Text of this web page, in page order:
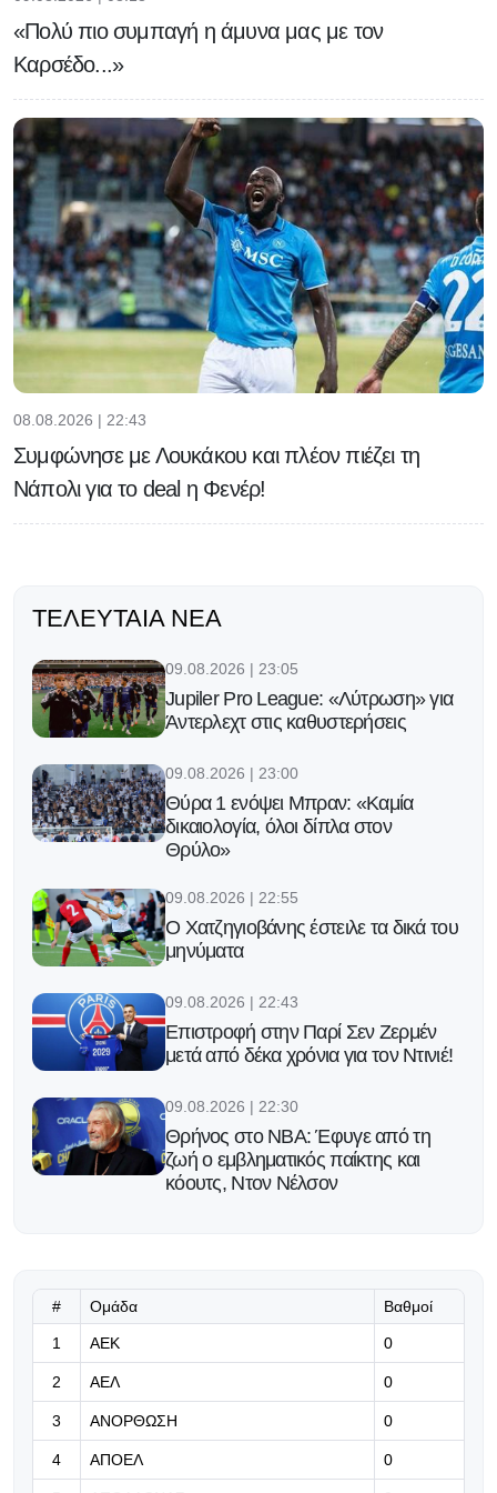
«Πολύ πιο συμπαγή η άμυνα μας με τον
Καρσέδο...»
08.08.2026 | 22:43
Συμφώνησε με Λουκάκου και πλέον πιέζει τη
Νάπολι για το deal η Φενέρ!
ΤΕΛΕΥΤΑΊΑ ΝΈΑ
09.08.2026 | 23:05
Jupiler Pro League: «Λύτρωση» για
Άντερλεχτ στις καθυστερήσεις
09.08.2026 | 23:00
Θύρα 1 ενόψει Μπραν: «Καμία
δικαιολογία, όλοι δίπλα στον
Θρύλο»
09.08.2026 | 22:55
Ο Χατζηγιοβάνης έστειλε τα δικά του
μηνύματα
09.08.2026 | 22:43
Επιστροφή στην Παρί Σεν Ζερμέν
μετά από δέκα χρόνια για τον Ντινιέ!
09.08.2026 | 22:30
Θρήνος στο NBA: Έφυγε από τη
ζωή ο εμβληματικός παίκτης και
κόουτς, Ντον Νέλσον
Έξι φιλικά, 9 σκόρερ
09.08.2026 | 21:53
Με 145 αθλητές η Κύπρος στους
# Ομάδα Βαθμοί
1 ΑΕΚ 0
2 ΑΕΛ 0
3 ΑΝΟΡΘΩΣΗ 0
4 ΑΠΟΕΛ 0